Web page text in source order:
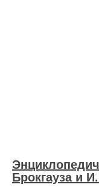
Брокгауза и